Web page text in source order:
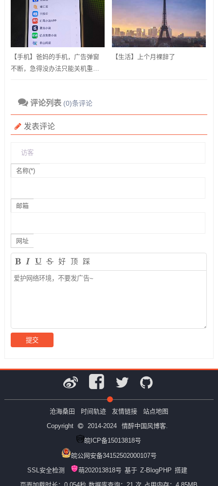
【手机】爸妈的手机，广告弹窗
不断，急得没办法只能关机重
【生活】上个月裸辞了
评论列表 (0)条评论
发表评论
名称(*)
邮箱
网址
好 顶 踩
沧海桑田 时间轨迹 友情链接
站点地图
Copyright
2014-2024
情醉中国风博客.
皖ICP备15013818号
皖公网安备34152502000107号
SSL安全检测
萌202013818号 基于 Z-BlogPHP 搭建